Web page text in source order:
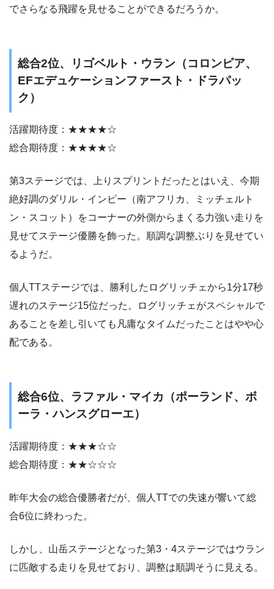
でさらなる飛躍を見せることができるだろうか。
総合2位、リゴベルト・ウラン（コロンビア、
EFエデュケーションファースト・ドラパッ
ク）
活躍期待度：★★★★☆
総合期待度：★★★★☆
第3ステージでは、上りスプリントだったとはいえ、今期
絶好調のダリル・インピー（南アフリカ、ミッチェルト
ン・スコット）をコーナーの外側からまくる力強い走りを
見せてステージ優勝を飾った。順調な調整ぶりを見せてい
るようだ。
個人TTステージでは、勝利したログリッチェから1分17秒
遅れのステージ15位だった。ログリッチェがスペシャルで
あることを差し引いても凡庸なタイムだったことはやや心
配である。
総合6位、ラファル・マイカ（ポーランド、ボ
ーラ・ハンスグローエ）
活躍期待度：★★★☆☆
総合期待度：★★☆☆☆
昨年大会の総合優勝者だが、個人TTでの失速が響いて総
合6位に終わった。
しかし、山岳ステージとなった第3・4ステージではウラン
に匹敵する走りを見せており、調整は順調そうに見える。